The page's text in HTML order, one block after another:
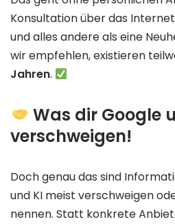
Konsultation über das
und alles andere als eine
wir empfehlen, existieren
Jahren.
Was dir Google
verschweigen!
Doch genau das sind
und KI meist verschweigen
nennen. Statt konkrete